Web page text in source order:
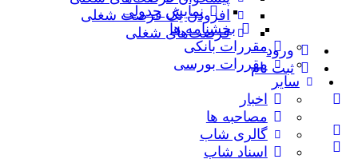
افزودن یک فرصت شغلی
فرصت‌های شغلی
ورود
ثبت نام
نمایش جدولی
بخشنامه ها
مقررات بانکی
مقررات بورسی
سایر
اخبار
مصاحبه ها
گالری شاب
اسناد شاب